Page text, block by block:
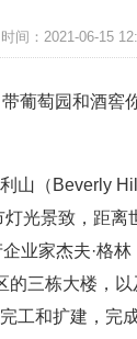
时间：2021-06-15
葡萄园和酒窖
山（Beverly
光景致，距
家杰夫·格林
三栋大楼，
工和扩建，完